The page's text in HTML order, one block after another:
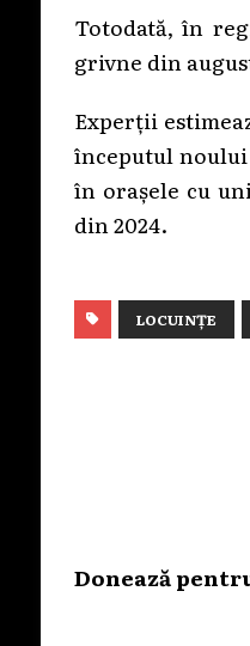
Totodată, în
grivne din
Experții
începutul
în orașele cu
din 2024.
LOCUINȚE
Donează